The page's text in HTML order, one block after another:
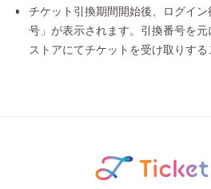
チケット引換期間開始後、ログイン
号」が表示されます。引換番号を
ストアにてチケットを受け取りす